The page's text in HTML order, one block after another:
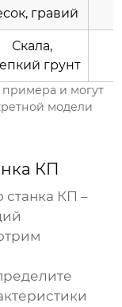
гравий
Скала,
грунт
и могут
модели
КП
станка КП –